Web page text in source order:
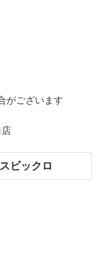
がございます
店
ビックロ